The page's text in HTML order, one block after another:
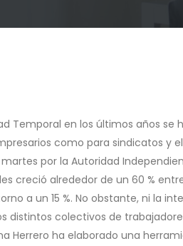
Temporal en los últimos años se
como para sindicatos y
por la Autoridad
creció alrededor de un 60 %
a un 15 %. No obstante, ni la
distintos colectivos de
Herrero ha elaborado una